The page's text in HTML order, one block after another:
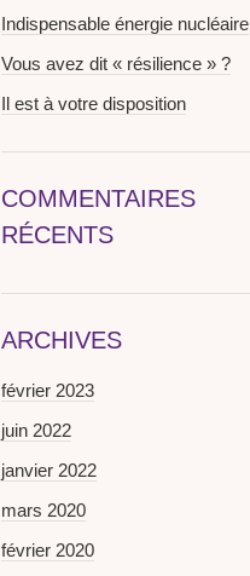
Indispensable énergie nucléaire
Vous avez dit « résilience » ?
Il est à votre disposition
COMMENTAIRES
RÉCENTS
ARCHIVES
février 2023
juin 2022
janvier 2022
mars 2020
février 2020